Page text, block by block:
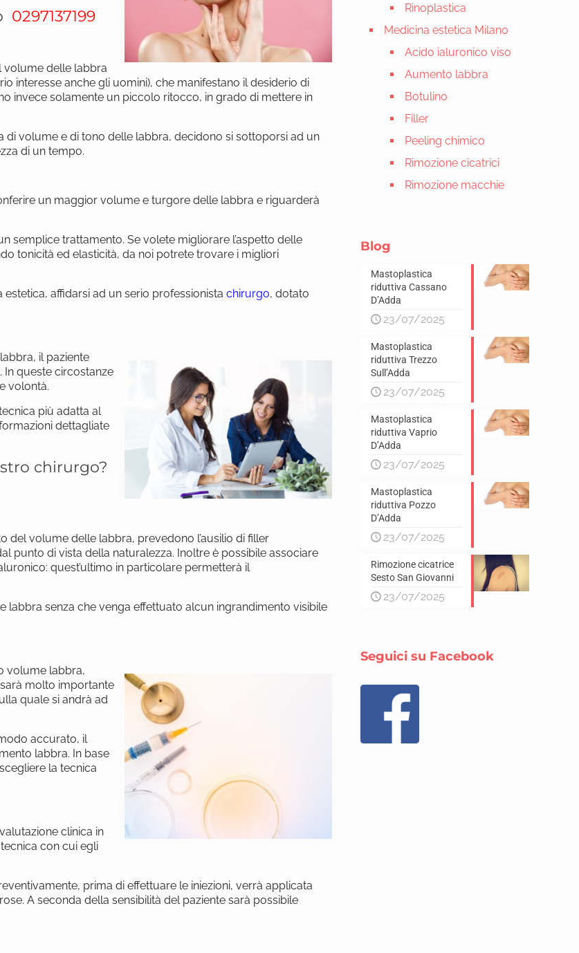
0297137199
volume delle labbra
interesse anche gli uomini), che manifestano il desiderio di
invece solamente un piccolo ritocco, in grado di mettere in
di volume e di tono delle labbra, decidono si sottoporsi ad un
di un tempo.
un maggior volume e turgore delle labbra e riguarderà
semplice trattamento. Se volete migliorare l’aspetto delle
tonicità ed elasticità, da noi potrete trovare i migliori
affidarsi ad un serio professionistachirurgo, dotato
il paziente
In queste circostanze
volontà.
più adatta al
dettagliate
chirurgo?
del volume delle labbra, prevedono l’ausilio di filler
punto di vista della naturalezza. Inoltre è possibile associare
quest’ultimo in particolare permetterà il
senza che venga effettuato alcun ingrandimento visibile
volume labbra,
molto importante
quale si andrà ad
accurato, il
labbra. In base
la tecnica
clinica in
con cui egli
prima di effettuare le iniezioni, verrà applicata
A seconda della sensibilità del paziente sarà possibile
Rinoplastica
Medicina estetica Milano
Acido ialuronico viso
Aumento labbra
Botulino
Filler
Peeling chimico
Rimozione cicatrici
Rimozione macchie
Blog
Mastoplastica
riduttiva Cassano
D’Adda
23/07/2025
Mastoplastica
riduttiva Trezzo
Sull’Adda
23/07/2025
Mastoplastica
riduttiva Vaprio
D’Adda
23/07/2025
Mastoplastica
riduttiva Pozzo
D’Adda
23/07/2025
Rimozione cicatrice
Sesto San Giovanni
23/07/2025
Seguici su Facebook